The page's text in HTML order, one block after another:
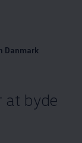
Danmark
at byde